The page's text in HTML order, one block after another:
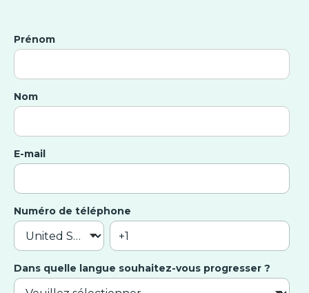
Prénom
Nom
E-mail
Numéro de téléphone
Dans quelle langue souhaitez-vous progresser ?